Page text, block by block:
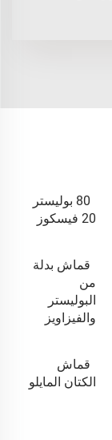
80 بوليستر
20 فيسكوز
قماش بدلة
من
البوليستر
والفيزاويز
قماش
الكتان المايلو